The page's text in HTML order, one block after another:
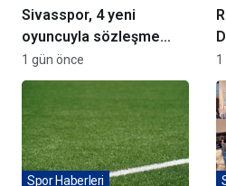
Sivasspor, 4 yeni
oyuncuyla sözleşme
imzaladı
1 gün önce 1
Spor Haberleri